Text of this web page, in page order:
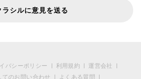
ラシルに意見を送る
バシーポリシー 利用規約
運営会社
てのお問い合わせ
よくある質問